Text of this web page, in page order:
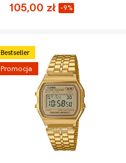
105,00 zł -9%
Bestseller
Promocja